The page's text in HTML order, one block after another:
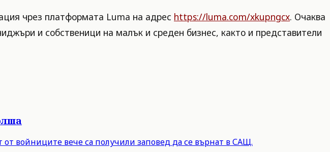
чрез платформата Luma на адрес https://luma.com/xkupngcx. Очаква
и собственици на малък и среден бизнес, както и представители
войниците вече са получили заповед да се върнат в САЩ.